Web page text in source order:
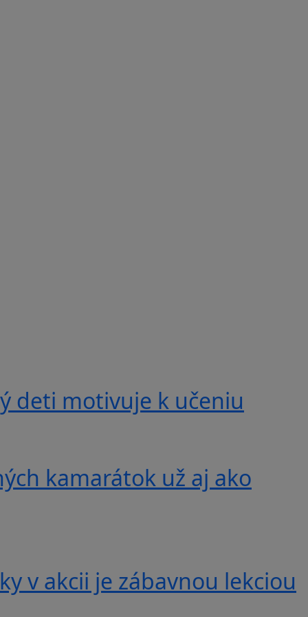
deti motivuje k učeniu
kamarátok už aj ako
v akcii je zábavnou lekciou